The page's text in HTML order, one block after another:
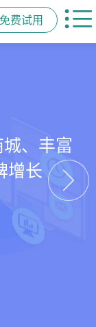
费试用
转化、
周期增长
试听转
队
程、智
长期价值
、丰富
增长